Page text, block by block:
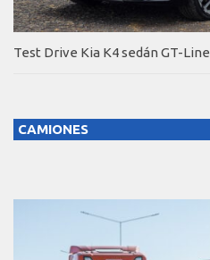
Test Drive Kia K4 sedán GT-Line
CAMIONES